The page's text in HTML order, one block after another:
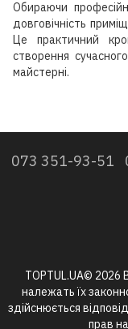
Обираючи
довговічність
Це практичний
створення
майстерні.
073 351-93-51
TOPTUL.UA© 2026
належать їх
здійснюється
прав